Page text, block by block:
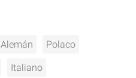
Alemán Polaco
Italiano